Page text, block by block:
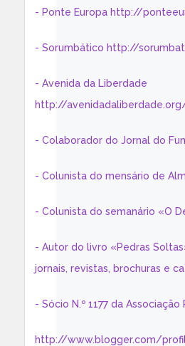
- Ponte Europa http://
- Sorumbático http://
- Avenida da Liberdade
http://
- Colaborador do Jornal do
- Colunista do mensário de
- Colunista do semanário «O
- Autor do livro «Pedras
jornais, revistas, brochuras e
- Sócio N.º 1177 da
http://www.blogger.com/